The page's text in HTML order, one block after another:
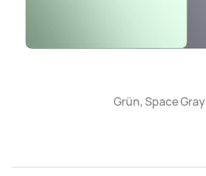
Grün, Space Gray